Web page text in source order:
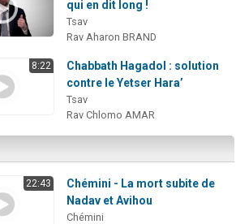
qui en dit long !
Tsav
Rav Aharon BRAND
8:22
Chabbath Hagadol : solution
contre le Yetser Hara’
Tsav
Rav Chlomo AMAR
22:43
Chémini - La mort subite de
Nadav et Avihou
Chémini